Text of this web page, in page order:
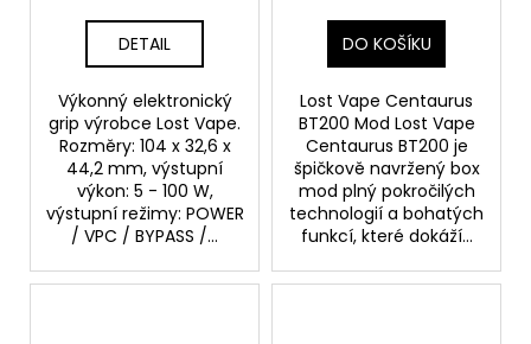
DETAIL
Výkonný elektronický
grip výrobce Lost Vape.
Rozměry: 104 x 32,6 x
44,2 mm, výstupní
výkon: 5 - 100 W,
výstupní režimy: POWER
/ VPC / BYPASS /...
DO KOŠÍKU
Lost Vape Centaurus
BT200 Mod Lost Vape
Centaurus BT200 je
špičkově navržený box
mod plný pokročilých
technologií a bohatých
funkcí, které dokáží...